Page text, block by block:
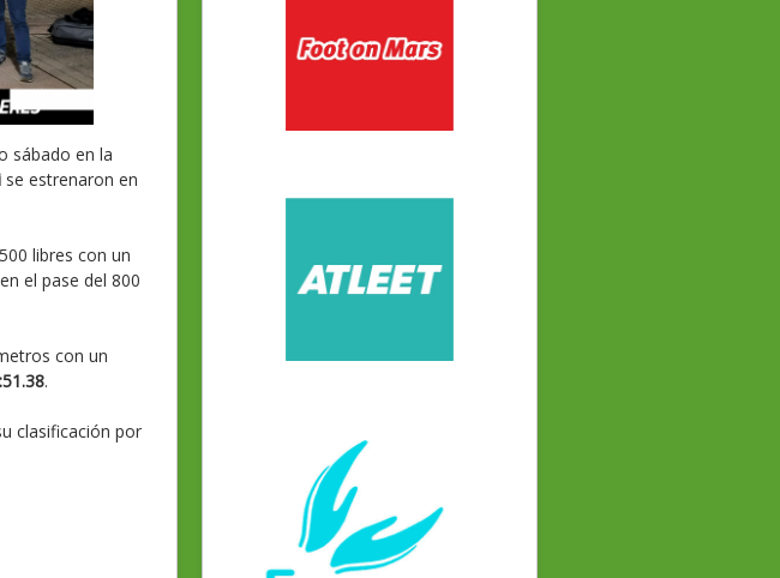
sábado en la
se estrenaron en
libres con un
el pase del 800
con un
.
clasificación por